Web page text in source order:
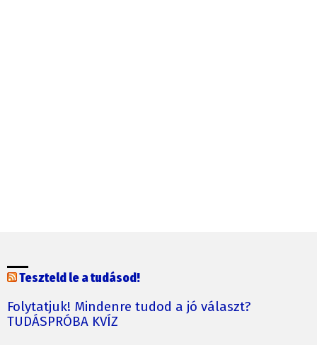
Teszteld le a tudásod!
Folytatjuk! Mindenre tudod a jó választ?
TUDÁSPRÓBA KVÍZ